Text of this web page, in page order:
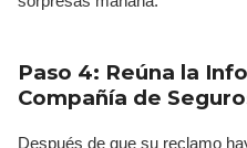
Paso 4: Reúna la
Compañía de
Después de que su reclamo